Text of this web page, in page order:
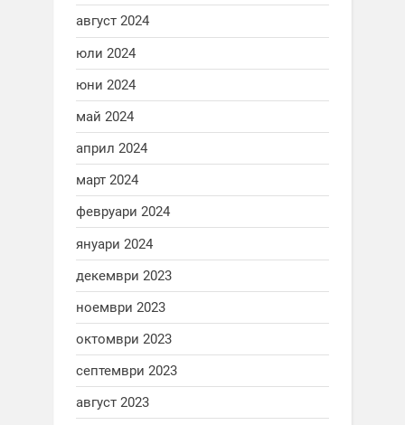
август 2024
юли 2024
юни 2024
май 2024
април 2024
март 2024
февруари 2024
януари 2024
декември 2023
ноември 2023
октомври 2023
септември 2023
август 2023